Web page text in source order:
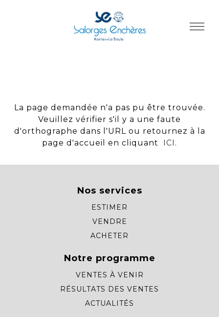
La page demandée n'a pas pu être trouvée.
Veuillez vérifier s'il y a une faute
d'orthographe dans l'URL ou retournez à la
page d'accueil en cliquant
ICI .
Nos services
ESTIMER
VENDRE
ACHETER
Notre programme
VENTES À VENIR
RÉSULTATS DES VENTES
ACTUALITÉS